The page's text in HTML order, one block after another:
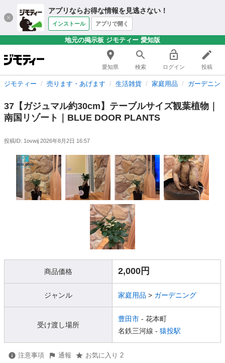
アプリならお得な情報を見逃さない！
インストール アプリで開く
地元の掲示板 ジモティー 愛知版
愛知県 検索 ログイン 投稿
ジモティー 売ります・あげます 生活雑貨 家庭用品 ガーデニン
37【ガジュマル約30cm】テーブルサイズ観葉植物｜
南国リゾート｜BLUE DOOR PLANTS
投稿ID: 1ovwij 2026年8月2日 16:57
商品価格 2,000円
ジャンル 家庭用品 > ガーデニング
受け渡し場所
豊田市 - 花本町
名鉄三河線 - 猿投駅
注意事項 通報 お気に入り 2